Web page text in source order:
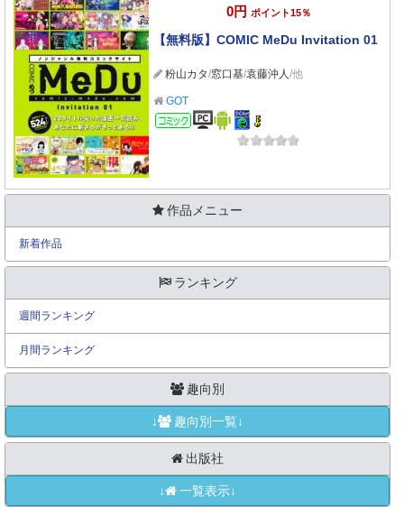
0円 ポイント15％
【無料版】COMIC MeDu Invitation 01
粉山カタ/窓口基/袁藤沖人/他
GOT
コミック
作品メニュー
新着作品
ランキング
週間ランキング
月間ランキング
趣向別
↓ 趣向別一覧↓
出版社
↓ 一覧表示↓